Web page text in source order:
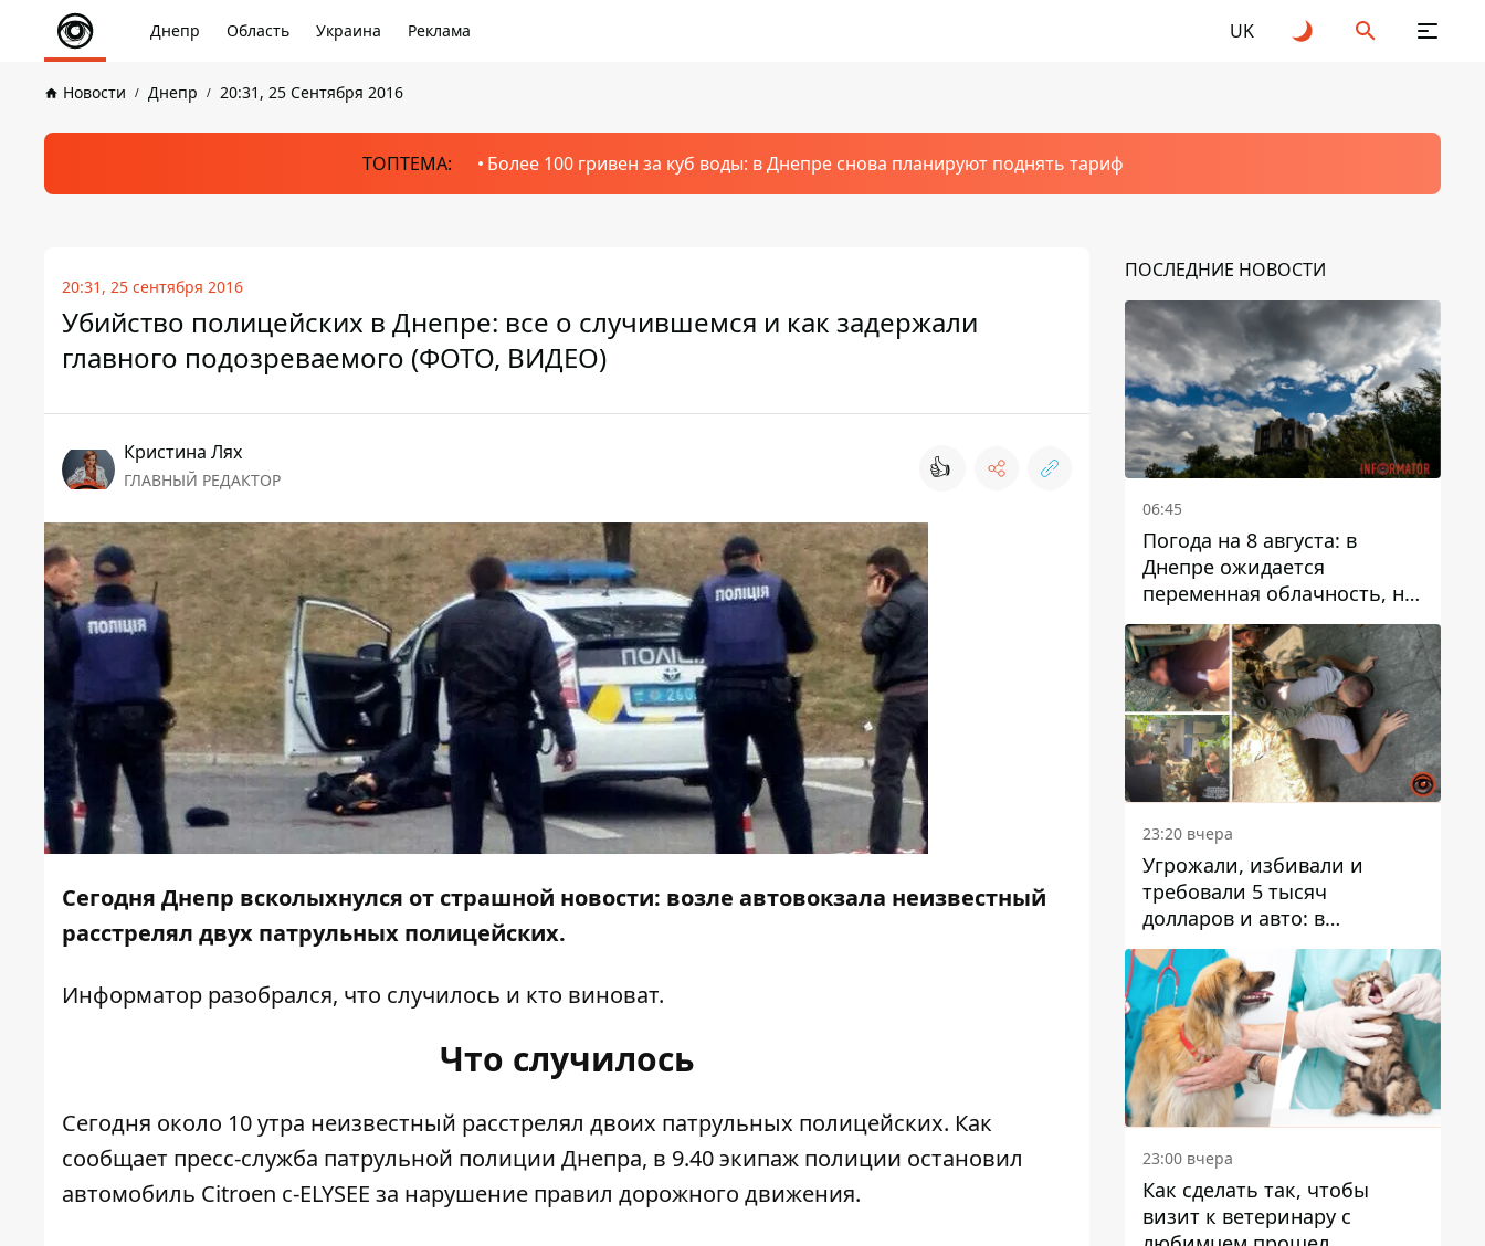
Днепр Область Украина Реклама UK
Новости Днепр 20:31, 25 Сентября 2016
ТОПТЕМА: Более 100 гривен за куб воды: в Днепре снова планируют поднять тариф
20:31, 25 сентября 2016
Убийство полицейских в Днепре: все о случившемся и как задержали
главного подозреваемого (ФОТО, ВИДЕО)
Кристина Лях
ГЛАВНЫЙ РЕДАКТОР 👍
Сегодня Днепр всколыхнулся от страшной новости: возле автовокзала неизвестный
расстрелял двух патрульных полицейских.
Информатор разобрался, что случилось и кто виноват.
Что случилось
Сегодня около 10 утра неизвестный расстрелял двоих патрульных полицейских. Как
сообщает пресс-служба патрульной полиции Днепра, в 9.40 экипаж полиции остановил
автомобиль Citroen с-ELYSEE за нарушение правил дорожного движения.
ПОСЛЕДНИЕ НОВОСТИ
06:45
Погода на 8 августа: в
Днепре ожидается
переменная облачность, но
может пойти дождь
23:20 вчера
Угрожали, избивали и
требовали 5 тысяч
долларов и авто: в
Павлограде задержали двух
мужчин
23:00 вчера
Как сделать так, чтобы
визит к ветеринару с